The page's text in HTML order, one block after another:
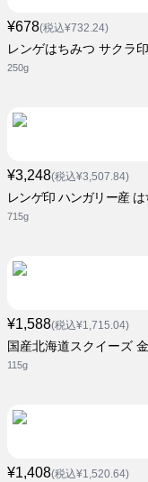
¥678(税込¥732.24)
レンゲはちみつ サクラ印
250g
¥3,248(税込¥3,507.84)
レンゲ印 ハンガリー産 は
715g
¥1,588(税込¥1,715.04)
国産北海道スクイーズ
115g
¥1,408(税込¥1,520.64)